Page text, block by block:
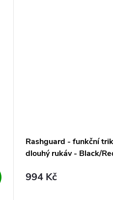
Rashguard - funkční
dlouhý rukáv - Black/
994 Kč